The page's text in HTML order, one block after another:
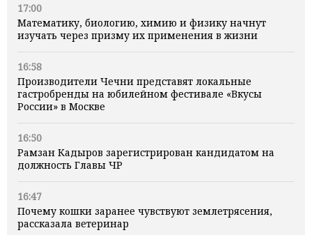
17:00
Математику, биологию, химию и физику начнут
изучать через призму их применения в жизни
16:58
Производители Чечни представят локальные
гастробренды на юбилейном фестивале «Вкусы
России» в Москве
16:50
Рамзан Кадыров зарегистрирован кандидатом на
должность Главы ЧР
16:47
Почему кошки заранее чувствуют землетрясения,
рассказала ветеринар